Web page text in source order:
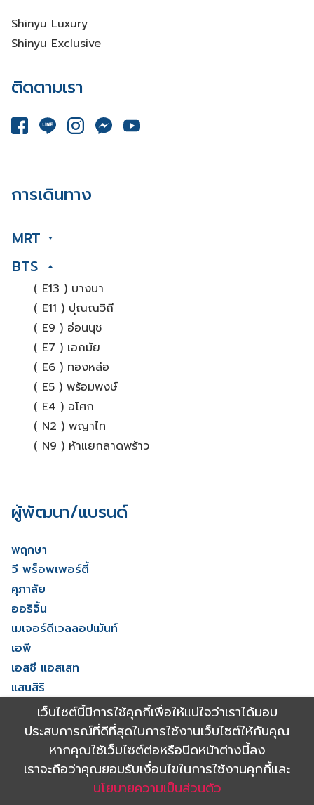
Shinyu Luxury
Shinyu Exclusive
ติดตามเรา
การเดินทาง
MRT
BTS
( E13 ) บางนา
( E11 ) ปุณณวิถี
( E9 ) อ่อนนุช
( E7 ) เอกมัย
( E6 ) ทองหล่อ
( E5 ) พร้อมพงษ์
( E4 ) อโศก
( N2 ) พญาไท
( N9 ) ห้าแยกลาดพร้าว
ผู้พัฒนา/แบรนด์
พฤกษา
วี พร็อพเพอร์ตี้
ศุภาลัย
ออริจิ้น
เมเจอร์ดีเวลลอปเม้นท์
เอพี
เอสซี แอสเสท
แสนสิริ
โนเบิล ดีเวลลอปเมนท์
ไรมอน แลนด์
ดูทั้งหมด
เว็บไซต์นี้มีการใช้คุกกี้เพื่อให้แน่ใจว่าเราได้มอบ
ประสบการณ์ที่ดีที่สุดในการใช้งานเว็บไซต์ให้กับคุณ
หากคุณใช้เว็บไซต์ต่อหรือปิดหน้าต่างนี้ลง
เราจะถือว่าคุณยอมรับเงื่อนไขในการใช้งานคุกกี้และ
นโยบายความเป็นส่วนตัว